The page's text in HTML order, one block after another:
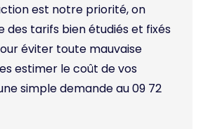
est notre priorité, on
des tarifs bien étudiés et fixés
éviter toute mauvaise
estimer le coût de vos
simple demande au 09 72